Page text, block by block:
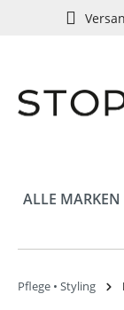
Zur
ALLE MARKEN
Pflege • Styling